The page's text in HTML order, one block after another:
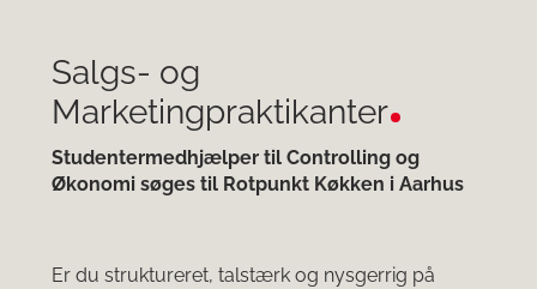
Salgs- og
Marketingpraktikanter
Studentermedhjælper til Controlling og
Økonomi søges til Rotpunkt Køkken i Aarhus
Er du struktureret, talstærk og nysgerrig på